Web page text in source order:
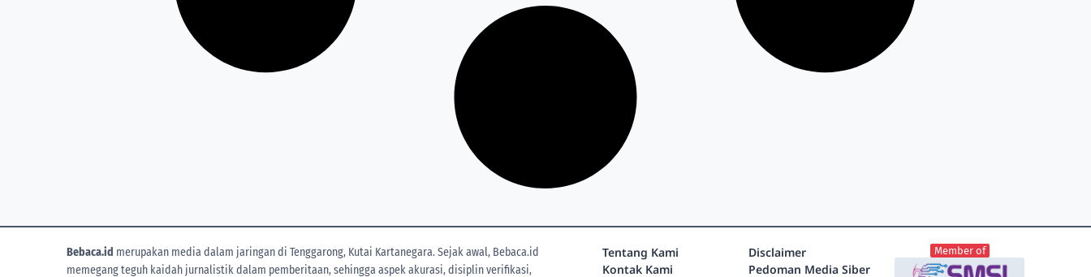
Bebaca.id merupakan media dalam jaringan di Tenggarong, Kutai Kartanegara. Sejak awal, Bebaca.id
memegang teguh kaidah jurnalistik dalam pemberitaan, sehingga aspek akurasi, disiplin verifikasi,
Tentang Kami
Kontak Kami
Disclaimer
Pedoman Media Siber
Member of